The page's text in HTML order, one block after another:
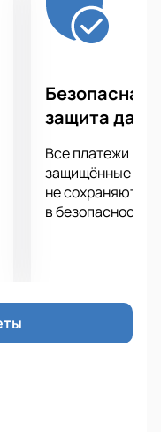
Анапа),
(Россия,
(Россия,
12-2 vs.
11-0
(Россия,
(Россия,
Барнаул),
(Бразилия), 12-3
Безопасная
защита
Все платежи
защищённые
не сохраняются
в безопасности.